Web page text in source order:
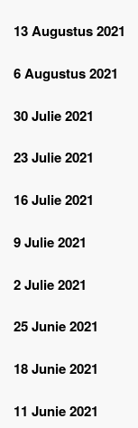
13 Augustus 2021
6 Augustus 2021
30 Julie 2021
23 Julie 2021
16 Julie 2021
9 Julie 2021
2 Julie 2021
25 Junie 2021
18 Junie 2021
11 Junie 2021